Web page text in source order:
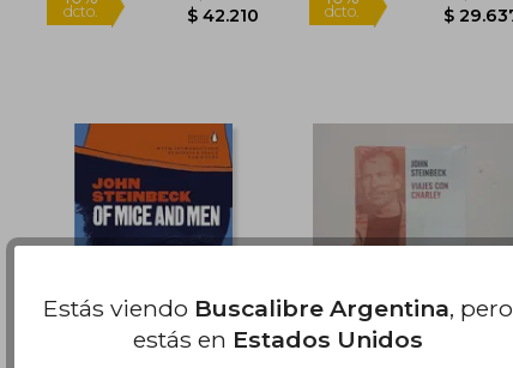
$ 13.500 $ 46.900
Estás viendo Buscalibre Argentina, pero
estás en Estados Unidos